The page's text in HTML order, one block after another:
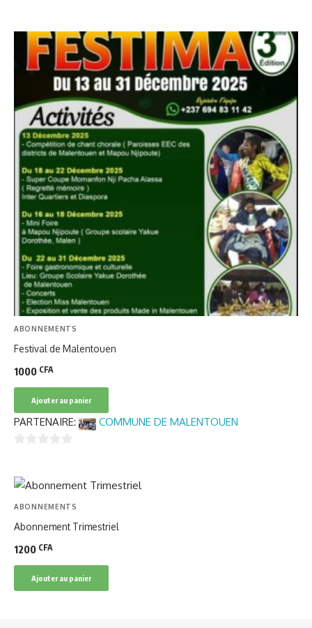
ABONNEMENTS
Festival de Malentouen
1000 CFA
Ajouter au panier
PARTENAIRE: COMMUNE DE MALENTOUEN
5
ABONNEMENTS
Abonnement Trimestriel
1200 CFA
Ajouter au panier